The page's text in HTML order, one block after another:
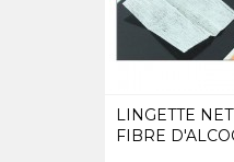
LINGETTE
FIBRE